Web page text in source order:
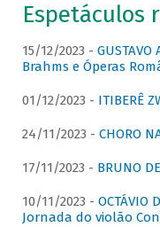
Espetáculos
15/12/2023 - GUSTAVO
Brahms e Óperas
01/12/2023 - ITIBERÊ
24/11/2023 - CHORO
17/11/2023 - BRUNO
10/11/2023 - OCTÁVIO
Jornada do violão